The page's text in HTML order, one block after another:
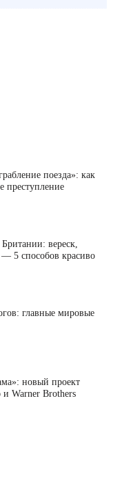
поезда»: как
преступление
вереск,
5 способов красиво
главные мировые
новый проект
и Warner Brothers